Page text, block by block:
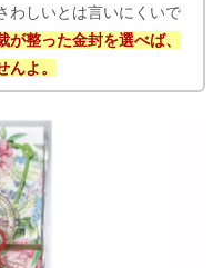
わしいとは言いにくいで
が整った金封を選べば、
よ。